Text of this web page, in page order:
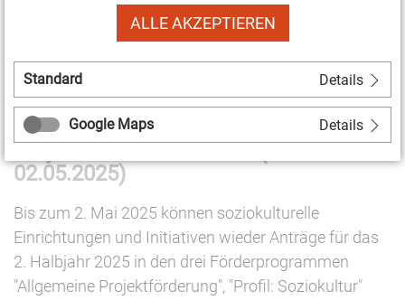
Kulturpolitische
Kulturelle
Demokratie
Druck
07.04.2025 11:04
Ausschreibungen
Fonds Soziokultur: Förderung von
02.05.2025)
Bis zum 2. Mai 2025 können soziokulturelle
Einrichtungen und Initiativen wieder Anträge für das
2. Halbjahr 2025 in den drei Förderprogrammen
"Allgemeine Projektförderung", "Profil: Soziokultur"
ALLE AKZEPTIEREN
Standard Details
Google Maps Details